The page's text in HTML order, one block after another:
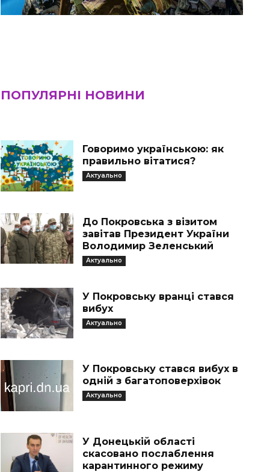
ПОПУЛЯРНІ НОВИНИ
Говоримо українською: як
правильно вітатися?
Актуально
До Покровська з візитом
завітав Президент України
Володимир Зеленський
Актуально
У Покровську вранці стався
вибух
Актуально
У Покровську стався вибух в
одній з багатоповерхівок
Актуально
У Донецькій області
скасовано послаблення
карантинного режиму